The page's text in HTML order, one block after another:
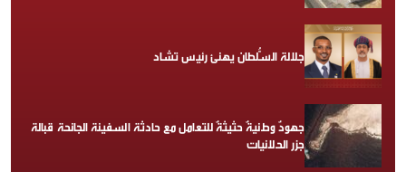
جلالة السُّلطان يهنئ رئيس تشاد
جهودٌ وطنيةٌ حثيثةٌ للتعامل مع حادثة السفينة الجانحة قبالة
جزر الحلانيات